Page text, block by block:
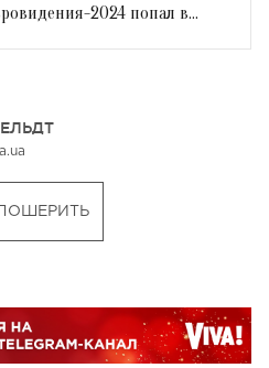
2024 попал в
ПОШЕРИТЬ